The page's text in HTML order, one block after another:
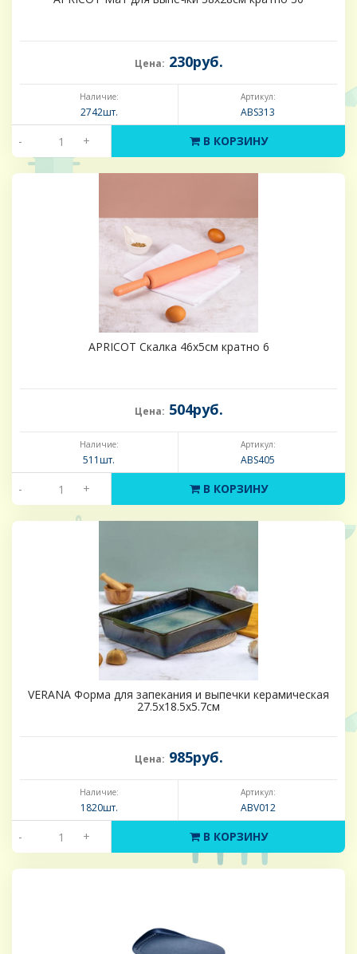
Цена: 230руб.
Наличие:
2742шт.
Артикул:
ABS313
- + В КОРЗИНУ
APRICOT Скалка 46х5см кратно 6
Цена: 504руб.
Наличие:
511шт.
Артикул:
ABS405
- + В КОРЗИНУ
VERANA Форма для запекания и выпечки керамическая
27.5x18.5x5.7см
Цена: 985руб.
Наличие:
1820шт.
Артикул:
ABV012
- + В КОРЗИНУ